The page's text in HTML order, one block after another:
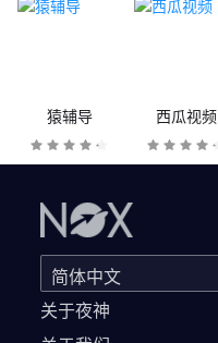
猿辅导 西瓜视频
关于夜神